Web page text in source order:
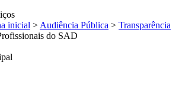
inicial > Audiência Pública > Transparência
do SAD